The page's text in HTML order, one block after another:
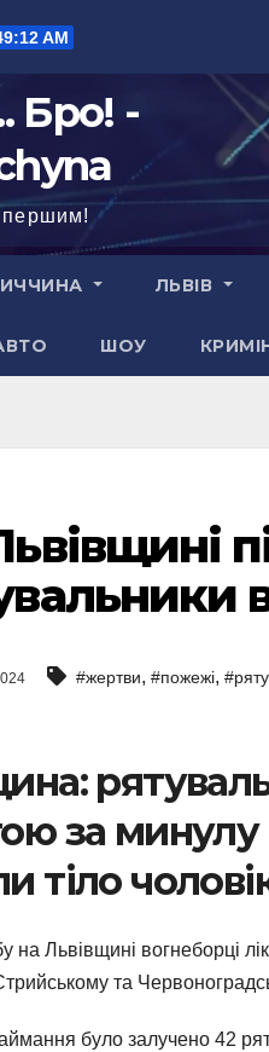
AM
Бро! -
першим!
ЛЬВІВ
ШОУ
#жертви, #пожежі,
за минулу
тіло
на Львівщині вогнеборці
та
було залучено 42